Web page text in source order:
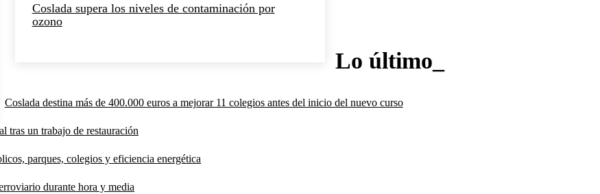
Coslada supera los niveles de contaminación por
ozono
Lo último_
Coslada destina más de 400.000 euros a mejorar 11 colegios antes del inicio del nuevo curso
tras un trabajo de restauración
parques, colegios y eficiencia energética
durante hora y media